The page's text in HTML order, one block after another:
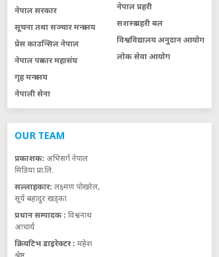
नेपाल सरकार
सूचना तथा सञ्चार मन्त्रालय
प्रेस काउन्सिल नेपाल
नेपाल पत्रकार महासंघ
गृह मन्त्रालय
नेपाली सेना
नेपाल प्रहरी
सशस्त्र प्रहरी बल
विश्वविद्यालय अनुदान आयाेग
लाेक सेवा आयाेग
OUR TEAM
प्रकाशक: अभिसर्ग नेपाल
मिडिया प्रा.लि.
सल्लाहकार: लक्ष्मण पोखरेल,
सूर्य बहादुर खड्का
प्रधान सम्पादक : विश्वनाथ
आचार्य
क्रियटिभ डाइरेक्टर : महेश